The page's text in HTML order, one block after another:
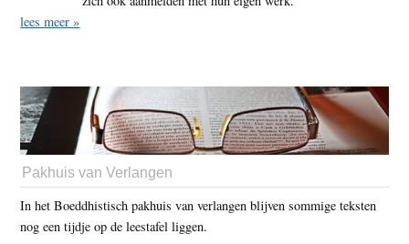
lees meer »
Pakhuis van Verlangen
In het Boeddhistisch pakhuis van verlangen blijven sommige teksten
nog een tijdje op de leestafel liggen.